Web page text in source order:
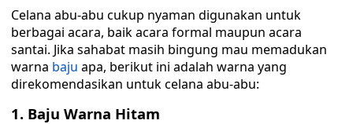
Celana abu-abu cukup nyaman digunakan untuk
berbagai acara, baik acara formal maupun acara
santai. Jika sahabat masih bingung mau memadukan
warna baju apa, berikut ini adalah warna yang
direkomendasikan untuk celana abu-abu:
1. Baju Warna Hitam